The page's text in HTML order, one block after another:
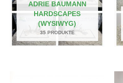
ADRIE BAUMANN
HARDSCAPES
(WYSIWYG)
35 PRODUKTE